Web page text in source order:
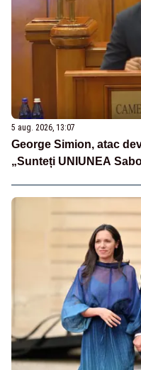
5 aug. 2026, 13:07
George Simion, atac
„Sunteți UNIUNEA